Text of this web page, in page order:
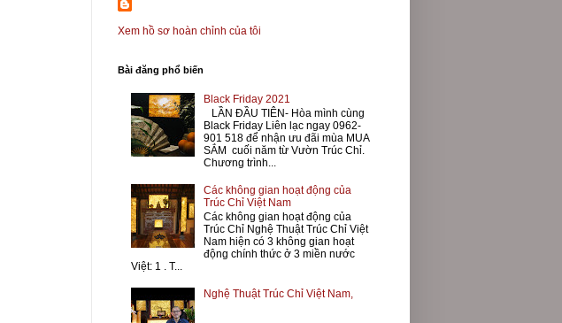
Xem hồ sơ hoàn chỉnh của tôi
Bài đăng phổ biến
Black Friday 2021
LẦN ĐẦU TIÊN- Hòa mình cùng
Black Friday Liên lạc ngay 0962-
901 518 để nhận ưu đãi mùa MUA
SẮM cuối năm từ Vườn Trúc Chỉ.
Chương trình...
Các không gian hoạt động của
Trúc Chỉ Việt Nam
Các không gian hoạt động của
Trúc Chỉ Nghệ Thuật Trúc Chỉ Việt
Nam hiện có 3 không gian hoạt
động chính thức ở 3 miền nước
Việt: 1 . T...
Nghệ Thuật Trúc Chỉ Việt Nam,